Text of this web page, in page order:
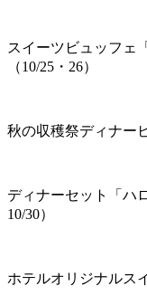
スイーツビュッフェ
（10/25・26）
秋の収穫祭ディナー
ディナーセット「ハ
10/30）
ホテルオリジナルス